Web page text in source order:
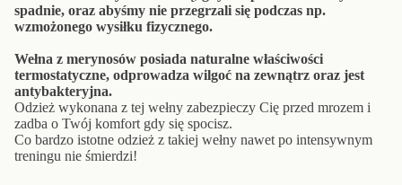
spadnie, oraz abyśmy nie przegrzali się podczas np.
wzmożonego wysiłku fizycznego.
Wełna z merynosów posiada naturalne właściwości
termostatyczne, odprowadza wilgoć na zewnątrz oraz jest
antybakteryjna.
Odzież wykonana z tej wełny zabezpieczy Cię przed mrozem i
zadba o Twój komfort gdy się spocisz.
Co bardzo istotne odzież z takiej wełny nawet po intensywnym
treningu nie śmierdzi!